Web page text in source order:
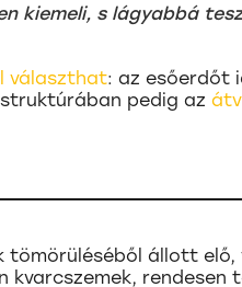
kiemeli, s lágyabbá
választhat: az esőerdőt
pedig az
tömörüléséből állott
kvarcszemek, rendesen